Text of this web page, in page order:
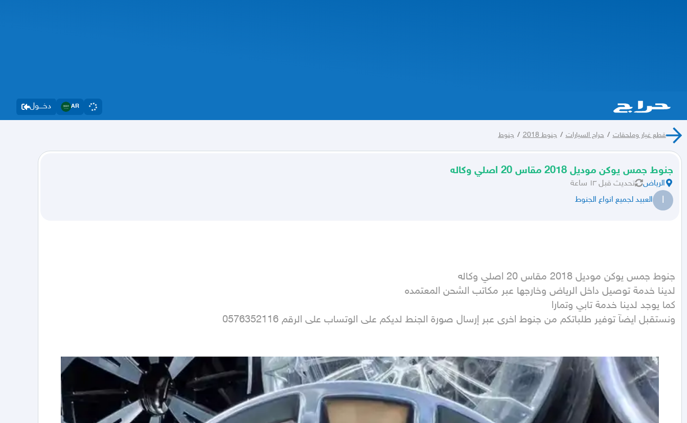
دخــــول AR
قطع غيار وملحقات / حراج السيارات / جنوط 2018 / جنوط
جنوط جمس يوكن موديل 2018 مقاس 20 اصلي وكاله
الرياض تحديث قبل ١٣ ساعة
ا العبيد لجميع انواع الجنوط
ونستقبل ايضآ توفير طلباتكم من جنوط اخرى عبر إرسال صورة الجنط لديكم على الوتساب على الرقم 0576352116